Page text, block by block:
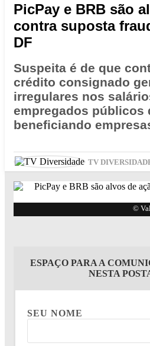
PicPay e BRB são
contra suposta
DF
Suspeita é de que
crédito consignado
irregulares nos
empregados públicos
beneficiando
TV
©
ESPAÇO PARA A
NESTA
SEU NOME